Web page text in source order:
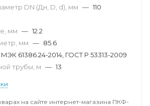
DN (Дн, D, d), мм — 110
мм — 12.2
мм — 85.6
61386.24-2014, ГОСТ Р 53313-2009
трубы, м — 13
на сайте интернет-магазина ПКФ-